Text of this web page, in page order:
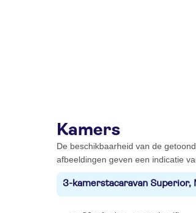
Kamers
De beschikbaarheid van de
afbeeldingen geven een indicatie
3-kamerstacaravan Superior,